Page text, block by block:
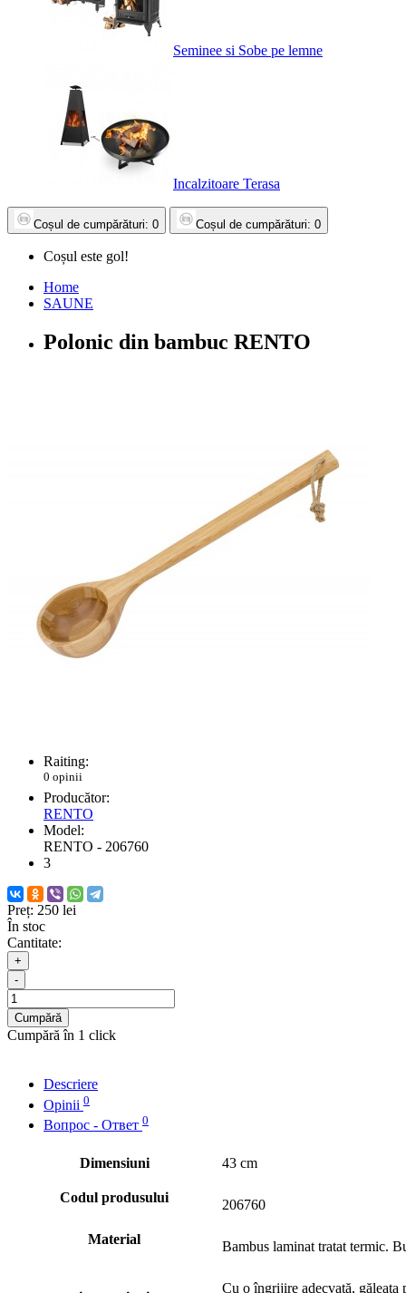
Seminee si Sobe pe lemne
Incalzitoare Terasa
Coșul de cumpărături: 0 Coșul de cumpărături: 0
Coșul este gol!
Home
SAUNE
Polonic din bambuc RENTO
Raiting:
0 opinii
Producător:
RENTO
Model:
RENTO - 206760
3
Preț: 250 lei
În stoc
Cantitate:
+
-
Cumpără
Cumpără în 1 click
Descriere
Opinii 0
Вопрос - Ответ 0
Dimensiuni 43 cm
Codul produsului 206760
Material Bambus laminat tratat termic.
Cu o îngrijire adecvată, găleata